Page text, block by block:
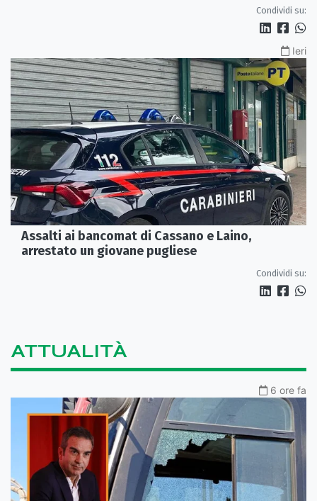
Condividi su:
Ieri
Assalti ai bancomat di Cassano e Laino,
arrestato un giovane pugliese
Condividi su:
ATTUALITÀ
6 ore fa